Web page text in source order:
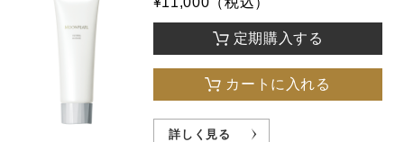
定期購入する
カートに入れる
詳しく見る